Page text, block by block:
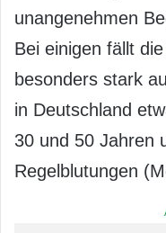
unangenehmen
Bei einigen fällt
besonders stark
in Deutschland
30 und 50 Jahren
Regelblutungen